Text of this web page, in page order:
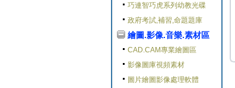
巧連智巧虎系列幼教光碟
政府考試,補習,命題題庫
繪圖.影像.音樂.素材區
CAD.CAM專業繪圖區
影像圖庫視頻素材
圖片繪圖影像處理軟體